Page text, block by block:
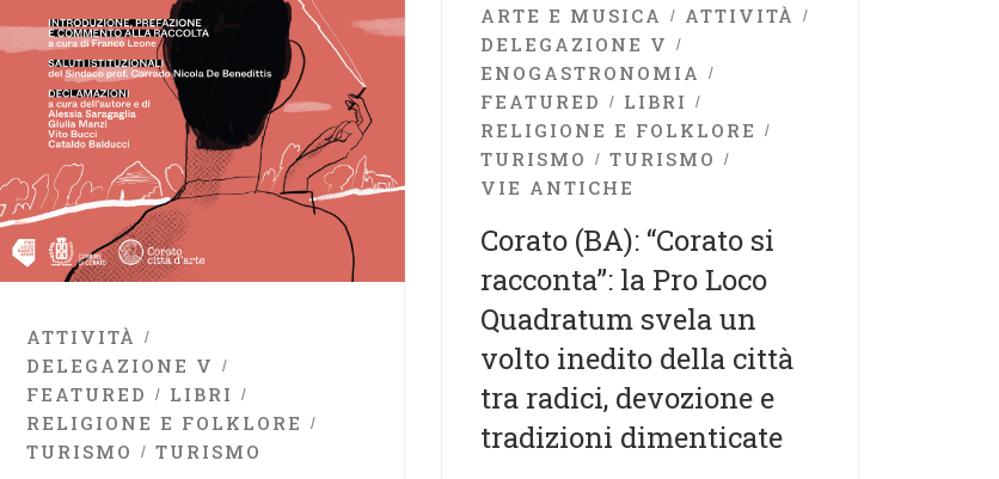
ATTIVITÀ
DELEGAZIONE V
FEATURED
LIBRI
RELIGIONE E FOLKLORE
TURISMO
TURISMO
ARTE E MUSICA
ATTIVITÀ
DELEGAZIONE V
ENOGASTRONOMIA
FEATURED
LIBRI
RELIGIONE E FOLKLORE
TURISMO
TURISMO
VIE ANTICHE
Corato (BA): “Corato si
racconta”: la Pro Loco
Quadratum svela un
volto inedito della città
tra radici, devozione e
tradizioni dimenticate